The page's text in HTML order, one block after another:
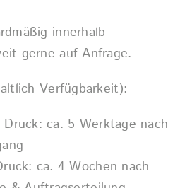
innerhalb
gerne auf Anfrage.
Verfügbarkeit):
ca. 5 Werktage nach
ca. 4 Wochen nach